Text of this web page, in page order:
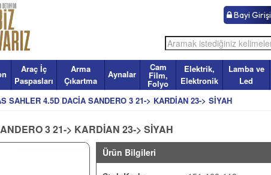
Bayi Girişi
Araç İç
Paspasları
Arma
Çıkartma
Aynalar
Cam
Film,
Folyo
Elektrik,
Elektronik
Lamba ve
Led
SAHLER 4.5D DACİA SANDERO 3 21-> KARDİAN 23-> SİYAH
3 21-> KARDİAN 23-> SİYAH
Ürün Bilgileri